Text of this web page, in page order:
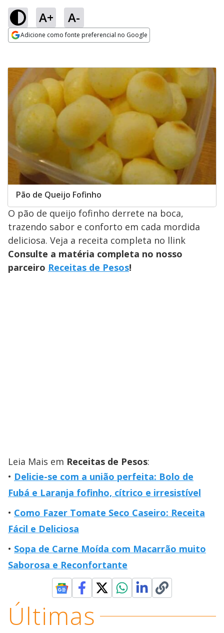
A+ A-
Adicione como fonte preferencial no Google
Pão de Queijo Fofinho
O pão de queijo fofinho derrete na boca,
trazendo sabor e conforto em cada mordida
deliciosa. Veja a receita completa no llink
Consulte a matéria completa no nosso
parceiro Receitas de Pesos!
Leia Mais em Receitas de Pesos:
Delicie-se com a união perfeita: Bolo de
Fubá e Laranja fofinho, cítrico e irresistível
Como Fazer Tomate Seco Caseiro: Receita
Fácil e Deliciosa
Sopa de Carne Moída com Macarrão muito
Saborosa e Reconfortante
Últimas